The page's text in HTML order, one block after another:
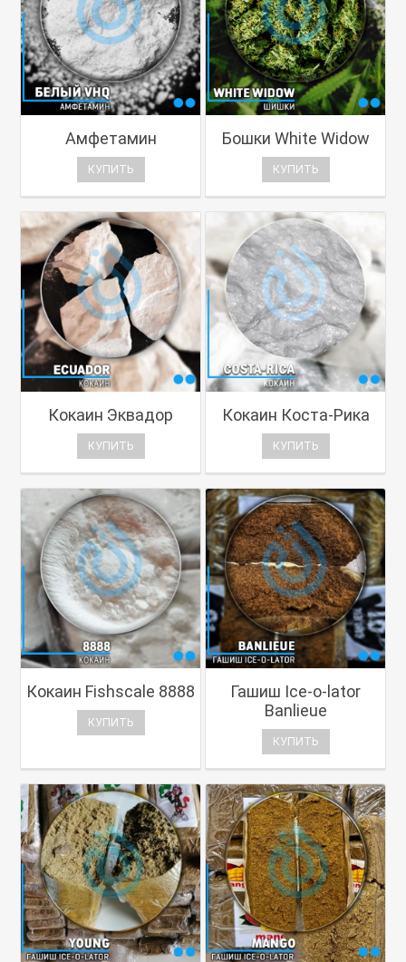
Амфетамин
КУПИТЬ
Бошки White Widow
КУПИТЬ
Кокаин Эквадор
КУПИТЬ
Кокаин Коста-Рика
КУПИТЬ
Кокаин Fishscale 8888
КУПИТЬ
Гашиш Ice-o-lator
Banlieue
КУПИТЬ